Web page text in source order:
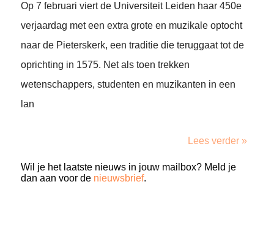
Op 7 februari viert de Universiteit Leiden haar 450e
verjaardag met een extra grote en muzikale optocht
naar de Pieterskerk, een traditie die teruggaat tot de
oprichting in 1575. Net als toen trekken
wetenschappers, studenten en muzikanten in een
lan
Lees verder »
Wil je het laatste nieuws in jouw mailbox? Meld je
dan aan voor de nieuwsbrief.